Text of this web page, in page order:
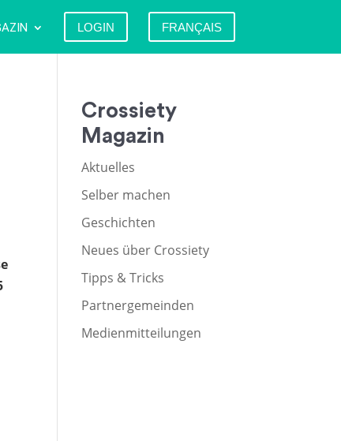
LOGIN FRANÇAIS
Crossiety
Magazin
Aktuelles
Selber machen
Geschichten
Neues über Crossiety
Tipps & Tricks
Partnergemeinden
Medienmitteilungen